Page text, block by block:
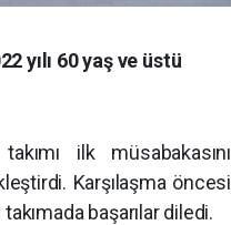
yılı 60 yaş ve üstü
ilk müsabakasını
Karşılaşma öncesi
başarılar diledi.